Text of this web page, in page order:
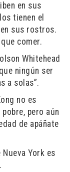
en sus
tienen el
sus rostros.
comer.
Whitehead
ningún ser
a solas”.
no es
pero aún
de apáñate
York es